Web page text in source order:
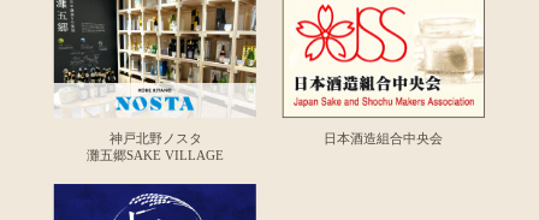
神戸北野ノスタ
灘五郷SAKE VILLAGE
日本酒造組合中央会